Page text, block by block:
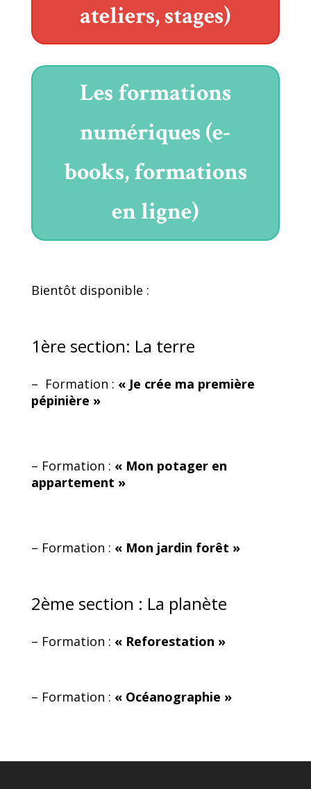
ateliers, stages)
Les formations
numériques (e-
books, formations
en ligne)
Bientôt disponible :
1ère section: La terre
– Formation : « Je crée ma première
pépinière »
– Formation : « Mon potager en
appartement »
– Formation : « Mon jardin forêt »
2ème section : La planète
– Formation : « Reforestation »
– Formation : « Océanographie »